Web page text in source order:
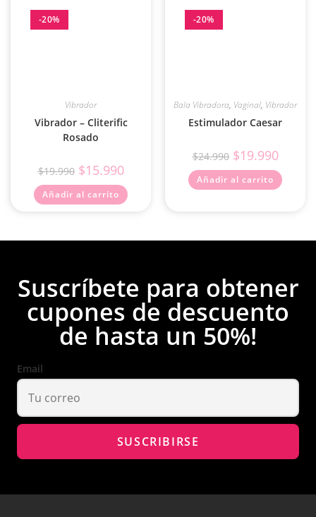
-20%
Vibrador
Vibrador – Cliterific
Rosado
$19.990 $15.990
Añadir al carrito
-20%
Bala Vibradora, Vaginal, Vibrador
Estimulador Caesar
$24.990 $19.990
Añadir al carrito
Suscríbete para obtener
cupones de descuento
de hasta un 50%!
Email